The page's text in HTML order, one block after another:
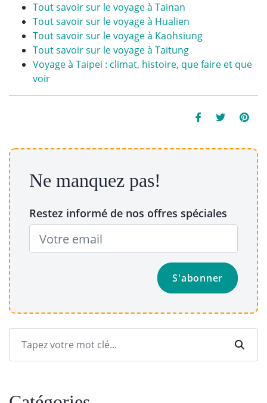
Tout savoir sur le voyage à Tainan
Tout savoir sur le voyage à Hualien
Tout savoir sur le voyage à Kaohsiung
Tout savoir sur le voyage à Taitung
Voyage à Taipei : climat, histoire, que faire et que
voir
Ne manquez pas!
Restez informé de nos offres spéciales